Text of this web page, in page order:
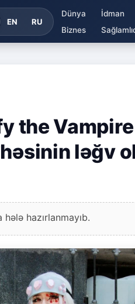
EN RU
Dünya İdman
Biznes
the Vampire
ləğv
hazırlanmayıb.